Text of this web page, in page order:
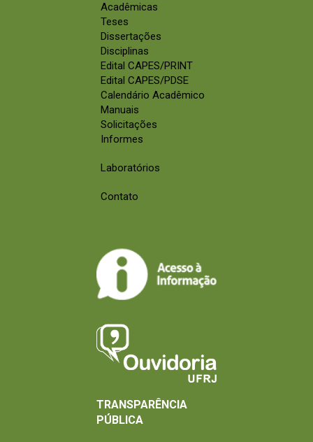
Acadêmicas
Teses
Dissertações
Disciplinas
Edital CAPES/PRINT
Edital CAPES/PDSE
Calendário Acadêmico
Manuais
Solicitações
Informes
Laboratórios
Contato
TRANSPARÊNCIA
PÚBLICA